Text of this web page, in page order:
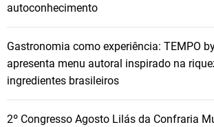
autoconhecimento
Gastronomia como experiência: TEMPO
apresenta menu autoral inspirado na
ingredientes brasileiros
2º Congresso Agosto Lilás da Confraria